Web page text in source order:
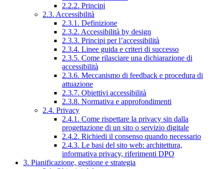
2.2.2. Principi
2.3. Accessibilità
2.3.1. Definizione
2.3.2. Accessibilità by design
2.3.3. Principi per l’accessibilità
2.3.4. Linee guida e criteri di successo
2.3.5. Come rilasciare una dichiarazione di
accessibilità
2.3.6. Meccanismo di feedback e procedura di
attuazione
2.3.7. Obiettivi accessibilità
2.3.8. Normativa e approfondimenti
2.4. Privacy
2.4.1. Come rispettare la privacy sin dalla
progettazione di un sito o servizio digitale
2.4.2. Richiedi il consenso quando necessario
2.4.3. Le basi del sito web: architettura,
informativa privacy, riferimenti DPO
3. Pianificazione, gestione e strategia